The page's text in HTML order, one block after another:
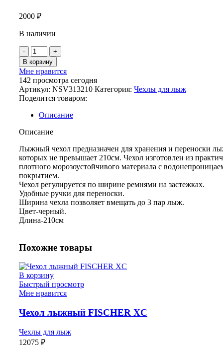
2000 ₽
В наличии
Количество
товара
Чехол
лыжный
NORDSKI
Black
на
3
пары,
210
В корзину
Мне нравится
142 просмотра сегодня
Артикул: NSV313210 Категория: Чехлы для лыж
Поделится товаром:
Описание
Описание
Лыжный чехол предназначен для хранения и переноски
которых не превышает 210см. Чехол изготовлен из
плотного морозоустойчивого материала с
покрытием.
Чехол регулируется по ширине ремнями на застежках.
Удобные ручки для переноски.
Ширина чехла позволяет вмещать до 3 пар лыж.
Цвет-черный.
Длина-210см
Похожие товары
В корзину
Быстрый просмотр
Мне нравится
Чехол лыжный FISCHER XС
Чехлы для лыж
12075 ₽